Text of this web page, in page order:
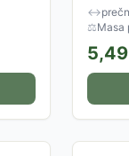
↔
⚖Masa